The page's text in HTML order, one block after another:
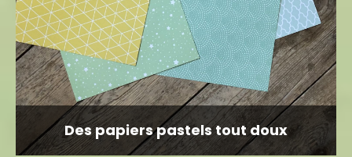
Des papiers pastels tout doux